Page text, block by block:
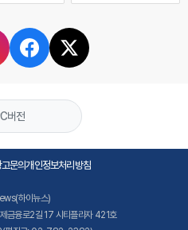
버전
문의개인정보처리방침
하이뉴스)
금융로2길 17 시티플라자 421호